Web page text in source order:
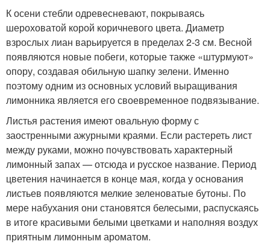
К осени стебли одревесневают, покрываясь
шероховатой корой коричневого цвета. Диаметр
взрослых лиан варьируется в пределах 2-3 см. Весной
появляются новые побеги, которые также «штурмуют»
опору, создавая обильную шапку зелени. Именно
поэтому одним из основных условий выращивания
лимонника является его своевременное подвязывание.
Листья растения имеют овальную форму с
заостренными ажурными краями. Если растереть лист
между руками, можно почувствовать характерный
лимонный запах — отсюда и русское название. Период
цветения начинается в конце мая, когда у основания
листьев появляются мелкие зеленоватые бутоны. По
мере набухания они становятся белесыми, распускаясь
в итоге красивыми белыми цветками и наполняя воздух
приятным лимонным ароматом.